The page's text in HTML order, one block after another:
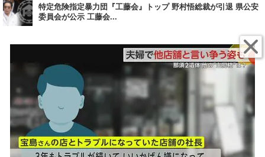
特定危険指定暴力団『工藤会』トップ 野村悟総裁が引退 県公安
委員会が公示 工藤会...